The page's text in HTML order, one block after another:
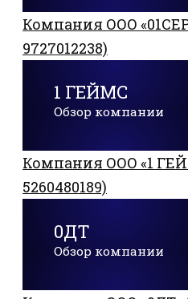
Компания ООО
9727012238)
1 ГЕЙМС
Обзор компании
Компания ООО «1
5260480189)
0ДТ
Обзор компании